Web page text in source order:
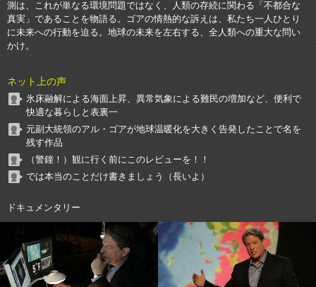
測は、これが単なる環境問題ではなく、人類の存続に関わる「不都合な
真実」であることを物語る。ゴアの情熱的な訴えは、私たち一人ひとり
に未来への行動を迫る。地球の未来を左右する、全人類への重大な問い
かけ。
ネット上の声
氷床融解による海面上昇、異常気象による難民の増加など、便利で
快適な暮らしと表裏一
元副大統領のアル・ゴアが地球温暖化を大きく告発したことで名を
残す作品
（警鐘！）観に行く前にこのレビューを！！
では本当のことだけ書きましょう（長いよ）
ドキュメンタリー